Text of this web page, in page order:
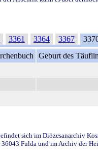
3361 3364 3367
Geburt des
sich im Diözesanarchiv
Fulda und im Archiv der